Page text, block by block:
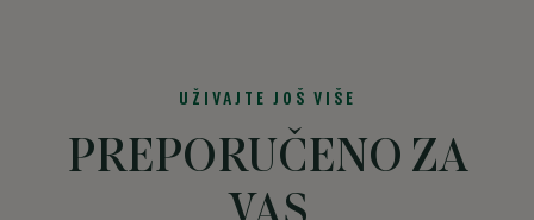
UŽIVAJTE JOŠ VIŠE
PREPORUČENO ZA